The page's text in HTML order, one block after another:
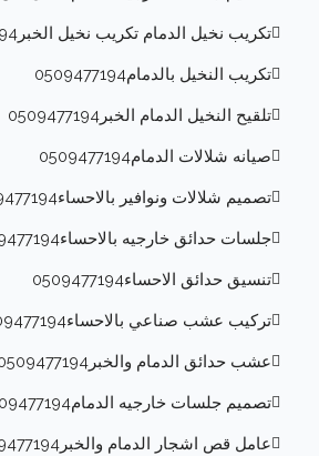
تكريب نخيل الدمام تكريب نخيل الخبر0509477194
تكريب النخيل بالدمام0509477194
تلقيح النخيل الدمام الخبر0509477194
صيانه شلالات الدمام0509477194
تصميم شلالات ونوافير بالاحساء0509477194
جلسات حدائق خارجيه بالاحساء0509477194
تنسيق حدائق الاحساء0509477194
تركيب عشب صناعي بالاحساء0509477194
عشب حدائق الدمام والخبر0509477194
تصميم جلسات خارجيه الدمام0509477194
عامل قص اشجار الدمام والخبر0509477194